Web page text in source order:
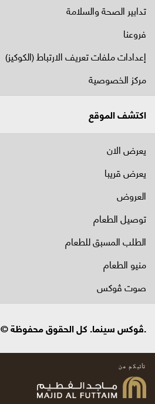
تدابير الصحة والسلامة
فروعنا
إعدادات ملفات تعريف الارتباط (الكوكيز)
مركز الخصوصية
اكتشف الموقع
يعرض الان
يعرض قريبا
العروض
توصيل الطعام
الطلب المسبق للطعام
منيو الطعام
صوت ڤوكس
.ڤوكس سينما. كل الحقوق محفوظة © 2026